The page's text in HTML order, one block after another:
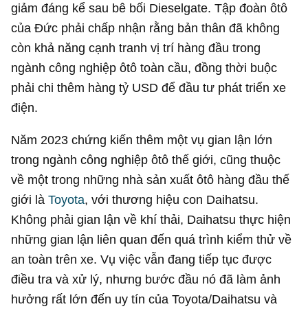
giảm đáng kể sau bê bối Dieselgate. Tập đoàn ôtô
của Đức phải chấp nhận rằng bản thân đã không
còn khả năng cạnh tranh vị trí hàng đầu trong
ngành công nghiệp ôtô toàn cầu, đồng thời buộc
phải chi thêm hàng tỷ USD để đầu tư phát triển xe
điện.
Năm 2023 chứng kiến thêm một vụ gian lận lớn
trong ngành công nghiệp ôtô thế giới, cũng thuộc
về một trong những nhà sản xuất ôtô hàng đầu thế
giới làToyota, với thương hiệu con Daihatsu.
Không phải gian lận về khí thải, Daihatsu thực hiện
những gian lận liên quan đến quá trình kiểm thử về
an toàn trên xe. Vụ việc vẫn đang tiếp tục được
điều tra và xử lý, nhưng bước đầu nó đã làm ảnh
hưởng rất lớn đến uy tín của Toyota/Daihatsu và